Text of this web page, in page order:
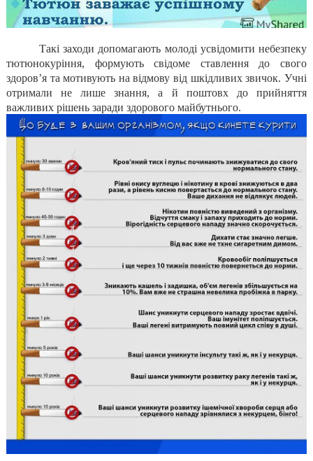
Такі заходи допомагають молоді усвідомити небезпеку
тютюнокуріння, формують свідоме ставлення до свого
здоров’я та мотивують на відмову від шкідливих звичок. Учні
отримали не лише знання, а й поштовх до прийняття
важливих рішень заради здорового майбутнього.